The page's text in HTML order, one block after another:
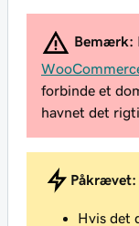
Bemærk:
forbinde et
havnet det
Påkrævet:
Hvis det